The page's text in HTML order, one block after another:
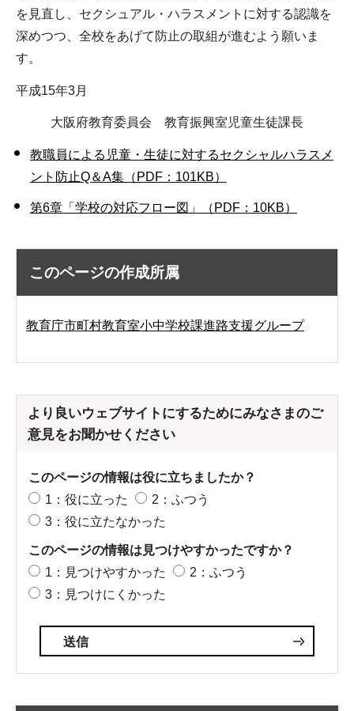
を見直し、セクシュアル・ハラスメントに対する認識を
深めつつ、全校をあげて防止の取組が進むよう願いま
す。
平成15年3月
大阪府教育委員会 教育振興室児童生徒課長
教職員による児童・生徒に対するセクシャルハラスメ
ント防止Q＆A集（PDF：101KB）
第6章「学校の対応フロー図」（PDF：10KB）
このページの作成所属
教育庁市町村教育室小中学校課進路支援グループ
より良いウェブサイトにするためにみなさまのご
意見をお聞かせください
このページの情報は役に立ちましたか？
1：役に立った
2：ふつう
3：役に立たなかった
このページの情報は見つけやすかったですか？
1：見つけやすかった
2：ふつう
3：見つけにくかった